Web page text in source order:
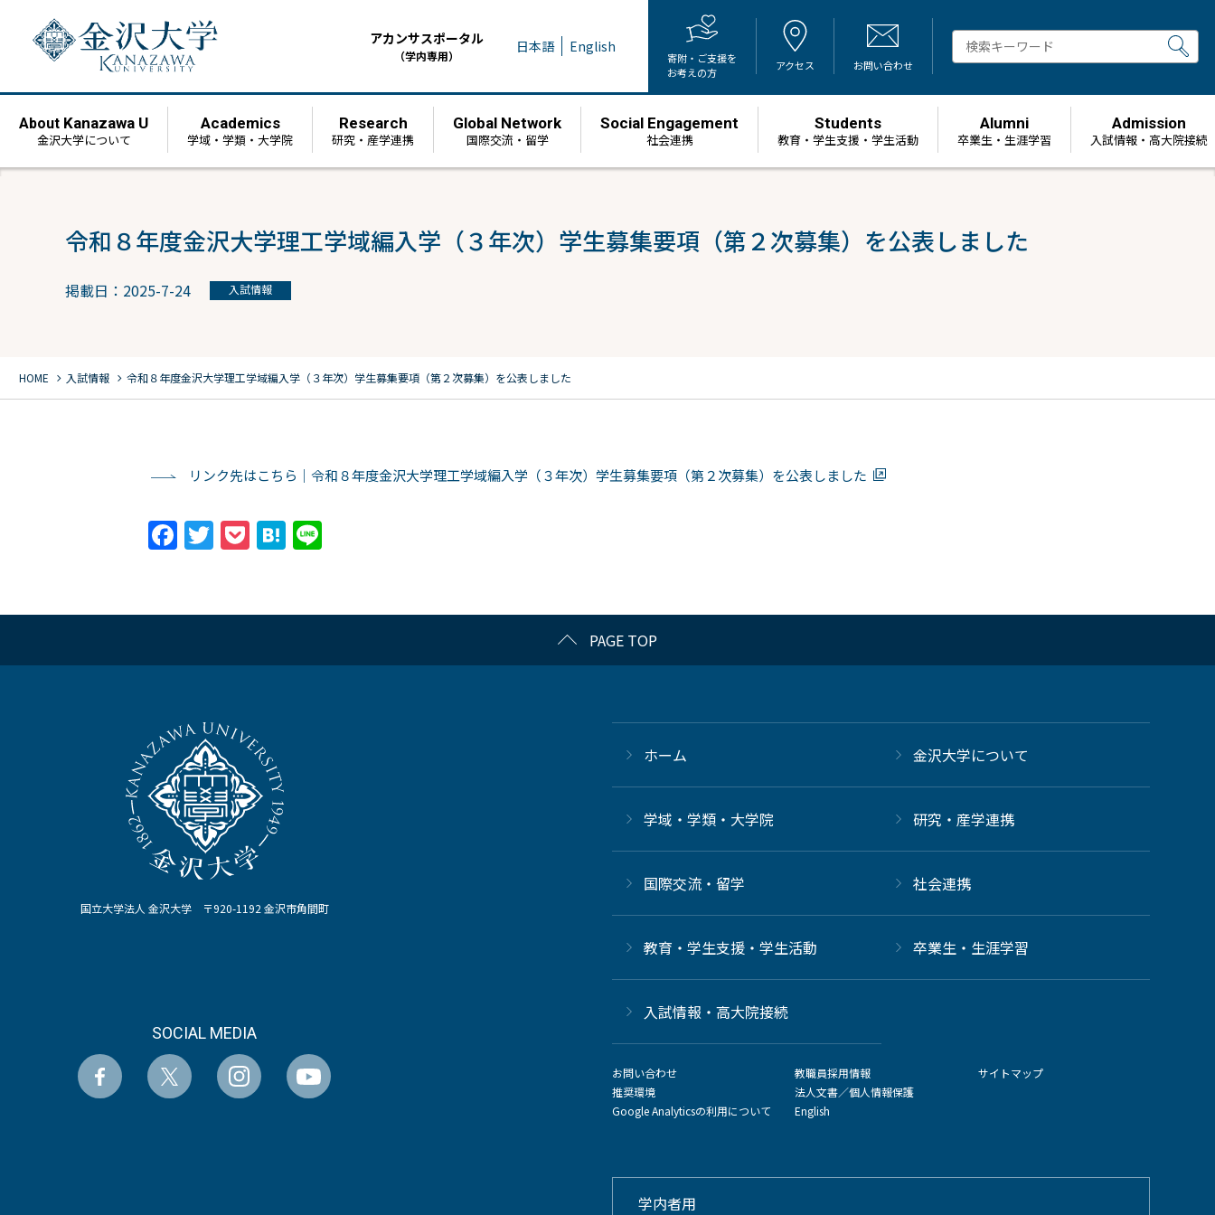
アカンサスポータル
（学内専用） 日本語 English
寄附・ご支援を
お考えの方
アクセス お問い合わせ
About Kanazawa U
金沢大学について
Academics
学域・学類・大学院
Research
研究・産学連携
Global Network
国際交流・留学
Social Engagement
社会連携
Students
教育・学生支援・学生活動
Alumni
卒業生・生涯学習
Admission
⼊試情報・高大院接続
令和８年度⾦沢⼤学理⼯学域編⼊学（３年次）学⽣募集要項（第２次募集）を公表しました
掲載日：2025-7-24 入試情報
HOME chevron_right 入試情報 chevron_right 令和８年度⾦沢⼤学理⼯学域編⼊学（３年次）学⽣募集要項（第２次募集）を公表しました
リンク先はこちら｜令和８年度⾦沢⼤学理⼯学域編⼊学（３年次）学⽣募集要項（第２次募集）を公表しました
Facebook
Twitter
PocketHatena
PAGE TOP
国立大学法人 金沢大学 〒920-1192 金沢市角間町
SOCIAL MEDIA
ホーム 金沢大学について
学域・学類・大学院 研究・産学連携
国際交流・留学 社会連携
教育・学生支援・学生活動 卒業生・生涯学習
⼊試情報・高大院接続
お問い合わせ
推奨環境
Google Analyticsの利用について
教職員採用情報
法人文書／個人情報保護
English
サイトマップ
学内者用